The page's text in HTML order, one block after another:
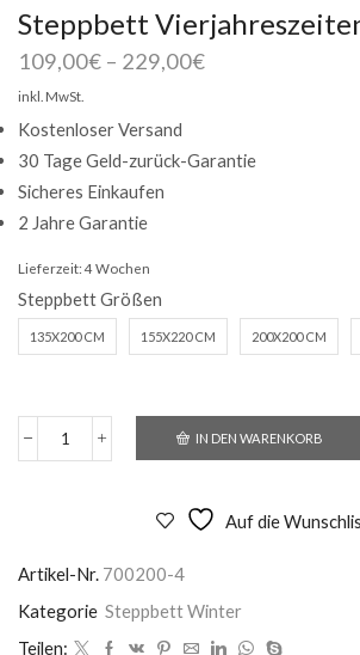
Steppbett
109,00€ – 229,00€
inkl. MwSt.
Kostenloser Versand
30 Tage Geld-zurück-Garantie
Sicheres Einkaufen
2 Jahre Garantie
Lieferzeit:4 Wochen
Steppbett Größen
135X200 CM 155X220 CM 200X200 CM
Steppbett
IN DEN WARENKORB
Auf die
Artikel-Nr. 700200-4
Kategorie Steppbett Winter
Teilen: